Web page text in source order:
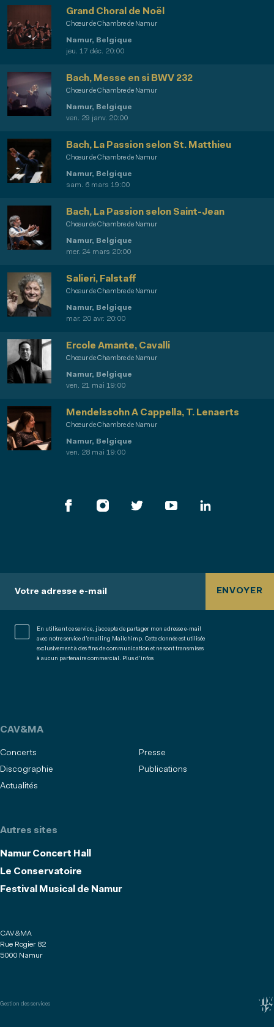
Chœur de Chambre de Namur
Grand Choral de Noël
Namur, Belgique
jeu. 17 déc. 20:00
Chœur de Chambre de Namur
Bach, Messe en si BWV 232
Namur, Belgique
ven. 29 janv. 20:00
Chœur de Chambre de Namur
Bach, La Passion selon St. Matthieu
Namur, Belgique
sam. 6 mars 19:00
Chœur de Chambre de Namur
Bach, La Passion selon Saint-Jean
Namur, Belgique
mer. 24 mars 20:00
Chœur de Chambre de Namur
Salieri, Falstaff
Namur, Belgique
mar. 20 avr. 20:00
Chœur de Chambre de Namur
Ercole Amante, Cavalli
Namur, Belgique
ven. 21 mai 19:00
Chœur de Chambre de Namur
Mendelssohn A Cappella, T. Lenaerts
Namur, Belgique
ven. 28 mai 19:00
Votre adresse e-mail
En utilisant ce service, j’accepte de partager mon adresse e-mail
avec notre service d’emailing Mailchimp. Cette donnée est utilisée
exclusivement à des fins de communication et ne sont transmises
à aucun partenaire commercial.
Plus d’infos
ENVOYER
Autres sites
Namur Concert Hall
Le Conservatoire
Festival Musical de Namur
CAV&MA
Concerts
Presse
Discographie
Publications
Actualités
CAV&MA
Rue Rogier 82
5000 Namur
Gestion des services